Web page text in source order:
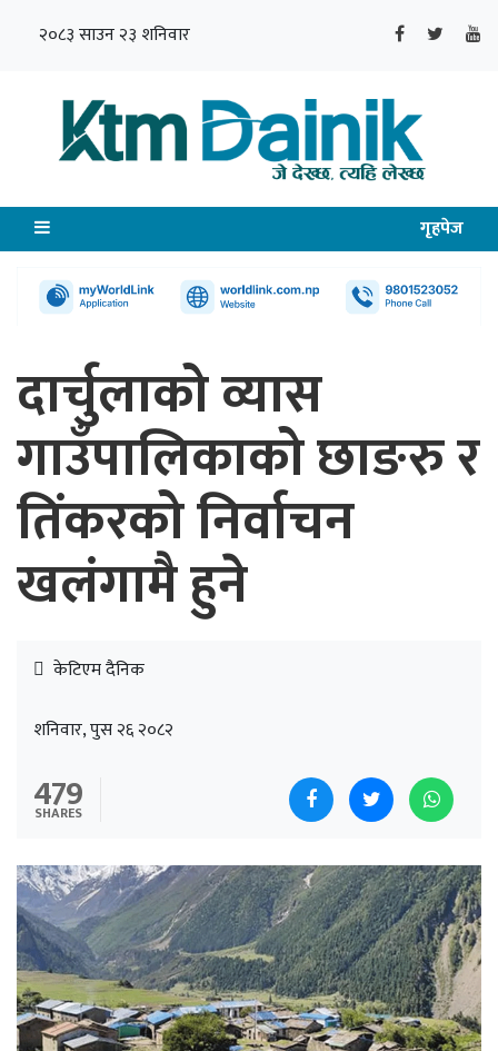
२०८३ साउन २३ शनिवार
गृहपेज
दार्चुलाको व्यास
गाउँपालिकाको छाङरु र
तिंकरको निर्वाचन
खलंगामै हुने
केटिएम दैनिक
शनिवार, पुस २६ २०८२
479
SHARES